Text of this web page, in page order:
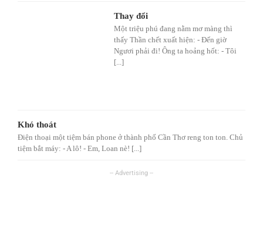
Thay đổi
Một triệu phú đang nằm mơ màng thì
thấy Thần chết xuất hiện: - Đến giờ
Ngươi phải đi! Ông ta hoảng hốt: - Tôi
[...]
Khó thoát
Điện thoại một tiệm bán phone ở thành phố Cần Thơ reng ton ton. Chủ
tiệm bắt máy: - A lô! - Em, Loan nè! [...]